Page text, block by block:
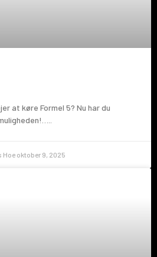
at køre Formel 5? Nu har du
Hoe oktober 9, 2025